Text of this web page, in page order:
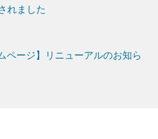
れました
ページ】リニューアルのお知ら